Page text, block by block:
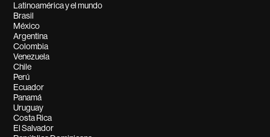
Latinoamérica y el mundo
Brasil
México
Argentina
Colombia
Venezuela
Chile
Perú
Ecuador
Panamá
Uruguay
Costa Rica
El Salvador